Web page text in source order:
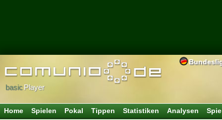
basicPlayer
Home Spielen Pokal Tippen Statistiken Analysen